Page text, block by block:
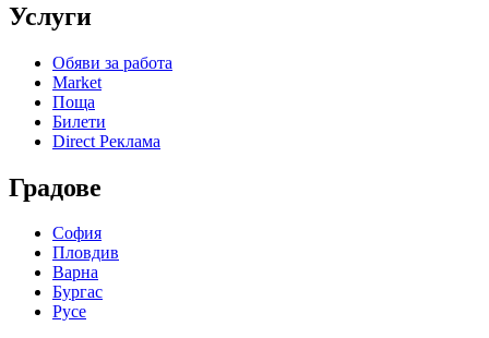
Услуги
Обяви за работа
Market
Поща
Билети
Direct Реклама
Градове
София
Пловдив
Варна
Бургас
Русе